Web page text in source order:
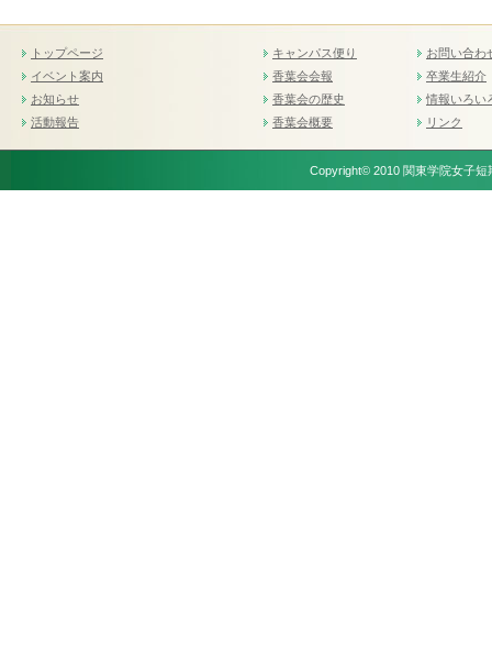
トップページ
イベント案内
お知らせ
活動報告
キャンパス便り
香葉会会報
香葉会の歴史
香葉会概要
お問い合わ
卒業生紹介
情報いろい
リンク
Copyright© 2010 関東学院女子